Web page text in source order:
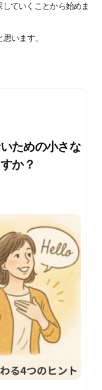
ていくことから始めま
います。
ための小さな
か？